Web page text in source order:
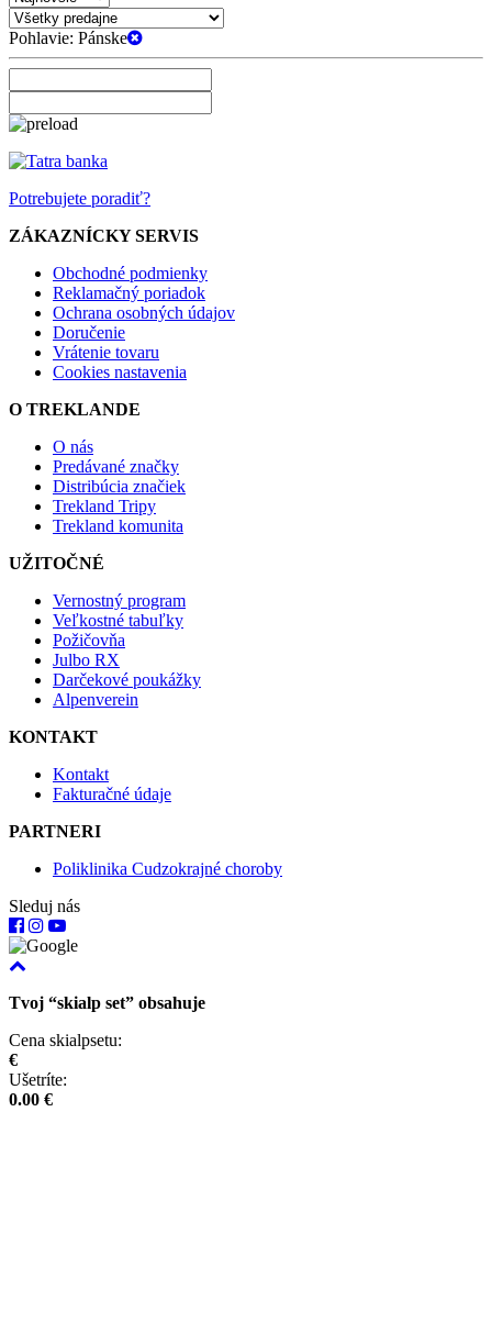
Pohlavie: Pánske
Potrebujete poradiť?
ZÁKAZNÍCKY SERVIS
Obchodné podmienky
Reklamačný poriadok
Ochrana osobných údajov
Doručenie
Vrátenie tovaru
Cookies nastavenia
O TREKLANDE
O nás
Predávané značky
Distribúcia značiek
Trekland Tripy
Trekland komunita
UŽITOČNÉ
Vernostný program
Veľkostné tabuľky
Požičovňa
Julbo RX
Darčekové poukážky
Alpenverein
KONTAKT
Kontakt
Fakturačné údaje
PARTNERI
Poliklinika Cudzokrajné choroby
Sleduj nás
Tvoj “skialp set” obsahuje
Cena skialpsetu:
€
Ušetríte:
0.00 €